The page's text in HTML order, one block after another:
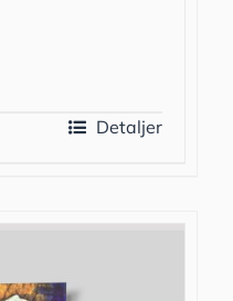
Detaljer